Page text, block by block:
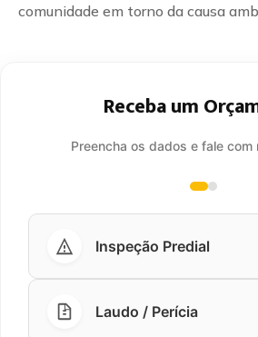
comunidade em torno da causa
Receba um
Preencha os dados e fale com
Inspeção Predial
Laudo / Perícia